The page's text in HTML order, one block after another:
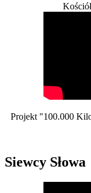
Projekt "100.000
Siewcy Słowa